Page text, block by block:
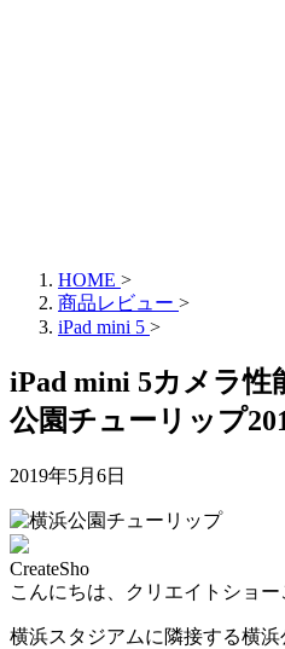
HOME >
商品レビュー >
iPad mini 5 >
iPad mini 5カメラ性
公園チューリップ
2019年5月6日
CreateSho
こんにちは、クリエイトショ
横浜スタジアムに隣接する横